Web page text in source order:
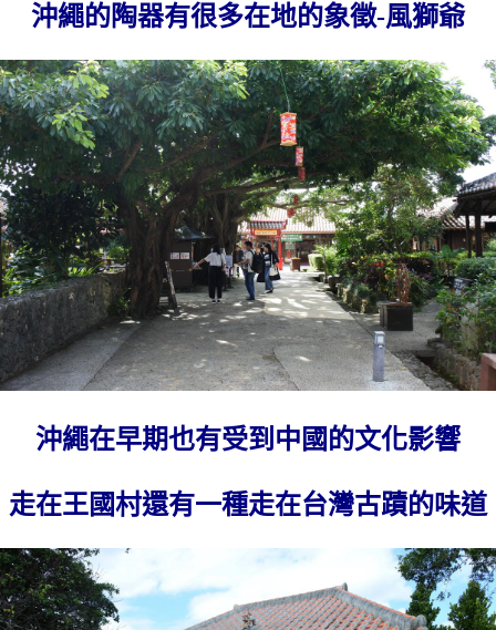
沖繩的陶器有很多在地的象徵-風獅爺
沖繩在早期也有受到中國的文化影響
走在王國村還有一種走在台灣古蹟的味道